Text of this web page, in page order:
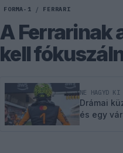
FORMA-1 / FERRARI
A Ferrarinak
kell
NE HAGYD KI
Drámai
és egy